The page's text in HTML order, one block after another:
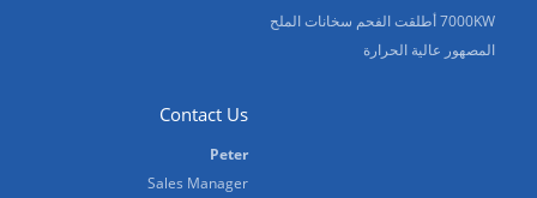
7000KW أطلقت الفحم سخانات الملح
المصهور عالية الحرارة
Contact Us
Peter
Sales Manager